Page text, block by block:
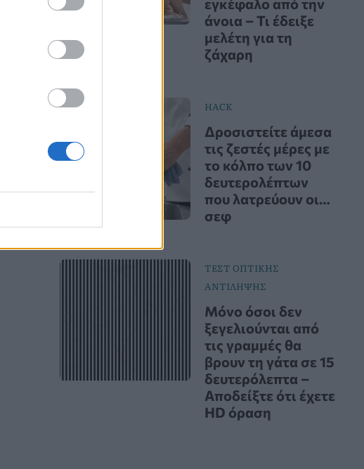
εγκέφαλο από την
άνοια – Τι έδειξε
μελέτη για τη
ζάχαρη
HACK
Δροσιστείτε άμεσα
τις ζεστές μέρες με
το κόλπο των 10
δευτερολέπτων
που λατρεύουν οι…
σεφ
ΤΕΣΤ ΟΠΤΙΚΗΣ
ΑΝΤΙΛΗΨΗΣ
Μόνο όσοι δεν
ξεγελιούνται από
τις γραμμές θα
βρουν τη γάτα σε 15
δευτερόλεπτα –
Αποδείξτε ότι έχετε
HD όραση